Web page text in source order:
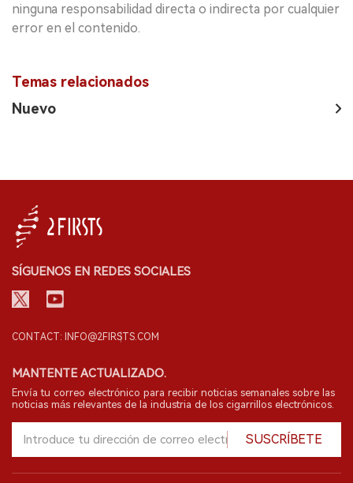
ninguna responsabilidad directa o indirecta por cualquier
error en el contenido.
Temas relacionados
Nuevo
SÍGUENOS EN REDES SOCIALES
CONTACT: INFO@2FIRSTS.COM
MANTENTE ACTUALIZADO.
Envía tu correo electrónico para recibir noticias semanales sobre las
noticias más relevantes de la industria de los cigarrillos electrónicos.
SUSCRÍBETE